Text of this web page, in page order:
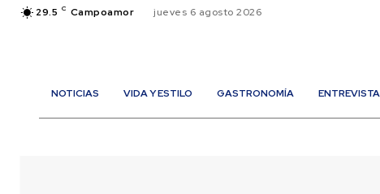
29.5 C Campoamor jueves 6 agosto 2026
NOTICIAS VIDA Y ESTILO GASTRONOMÍA